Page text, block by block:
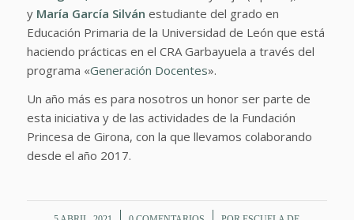
y María García Silván estudiante del grado en
Educación Primaria de la Universidad de León que está
haciendo prácticas en el CRA Garbayuela a través del
programa «Generación Docentes».
Un año más es para nosotros un honor ser parte de
esta iniciativa y de las actividades de la Fundación
Princesa de Girona, con la que llevamos colaborando
desde el año 2017.